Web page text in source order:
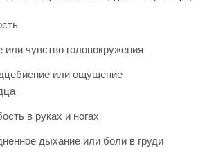
или чувство головокружения
или ощущение
в руках и ногах
дыхание или боли в груди